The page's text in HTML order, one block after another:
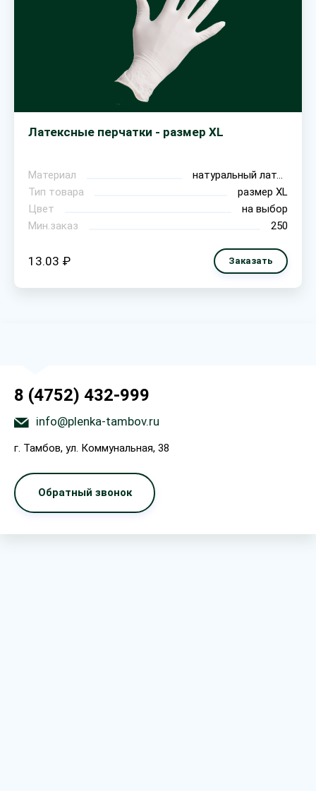
Латексные перчатки - размер XL
Материал
натуральный латекс
Тип товара
размер XL
Цвет
на выбор
Мин.заказ
250
13.03 ₽ Заказать
8 (4752) 432-999
info@plenka-tambov.ru
г. Тамбов, ул. Коммунальная, 38
Обратный звонок